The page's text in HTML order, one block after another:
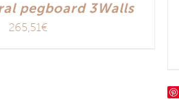
pegboard 3Walls
265,51€